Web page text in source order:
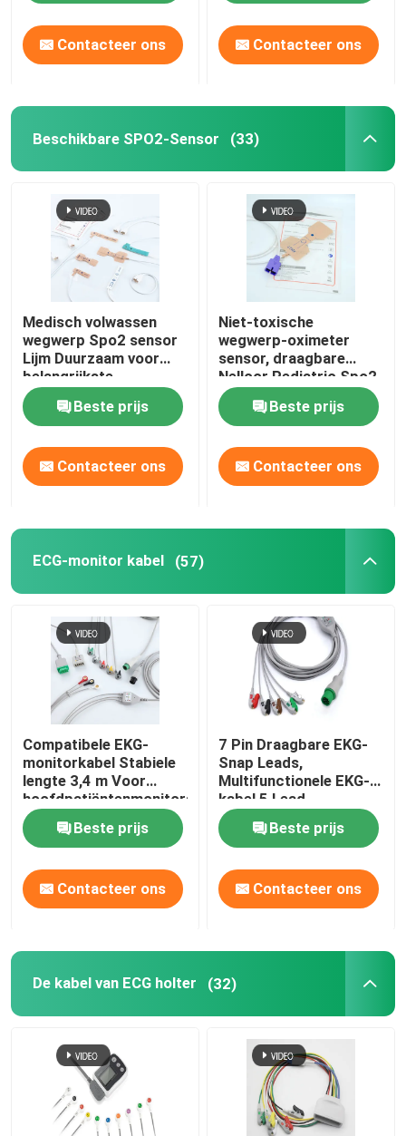
Contacteer ons Contacteer ons
Beschikbare SPO2-Sensor (33)
Medisch volwassen
wegwerp Spo2 sensor
Lijm Duurzaam voor
belangrijkste
merkmonitors
Beste prijs
Contacteer ons
Niet-toxische
wegwerp-oximeter
sensor, draagbare
Nellcor Pediatric Spo2
sensor.
Beste prijs
Contacteer ons
ECG-monitor kabel (57)
Compatibele EKG-
monitorkabel Stabiele
lengte 3,4 m Voor
hoofdpatiëntenmonitors
Beste prijs
Contacteer ons
7 Pin Draagbare EKG-
Snap Leads,
Multifunctionele EKG-
kabel 5 Lead
Beste prijs
Contacteer ons
De kabel van ECG holter (32)